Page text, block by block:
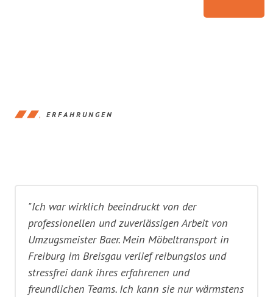
ERFAHRUNGEN
"Ich war wirklich beeindruckt von der
professionellen und zuverlässigen Arbeit von
Umzugsmeister Baer. Mein Möbeltransport in
Freiburg im Breisgau verlief reibungslos und
stressfrei dank ihres erfahrenen und
freundlichen Teams. Ich kann sie nur wärmstens